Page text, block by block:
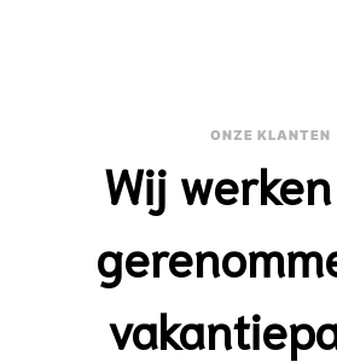
ONZE KLANTEN
Wij